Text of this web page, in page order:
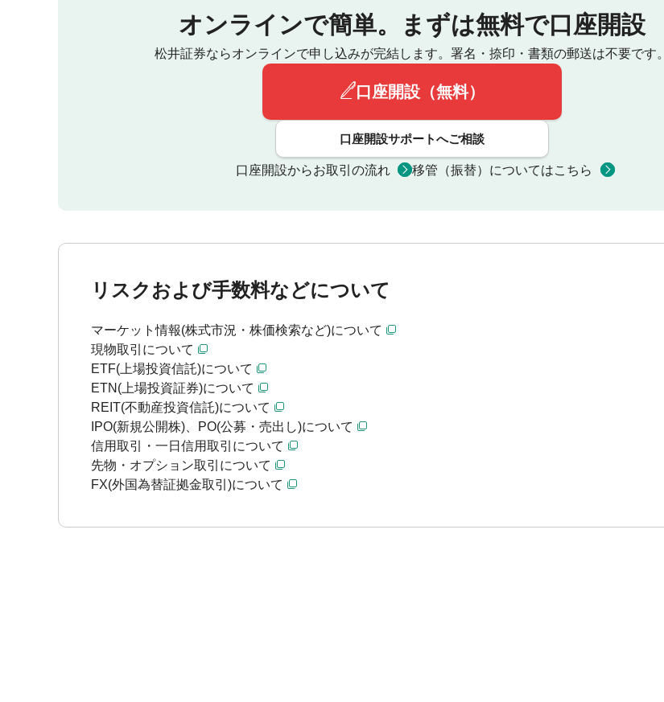
オンラインで簡単。 まずは無料で口座開設
松井証券ならオンラインで申し込みが完結します。 署名・捺印・書類の郵送は不要です。
口座開設（無料）
口座開設サポートへご相談
口座開設からお取引の流れ 移管（振替）についてはこちら
リスクおよび手数料などについて
マーケット情報(株式市況・株価検索など)について
現物取引について
ETF(上場投資信託)について
ETN(上場投資証券)について
REIT(不動産投資信託)について
IPO(新規公開株)、PO(公募・売出し)について
信用取引・一日信用取引について
先物・オプション取引について
FX(外国為替証拠金取引)について